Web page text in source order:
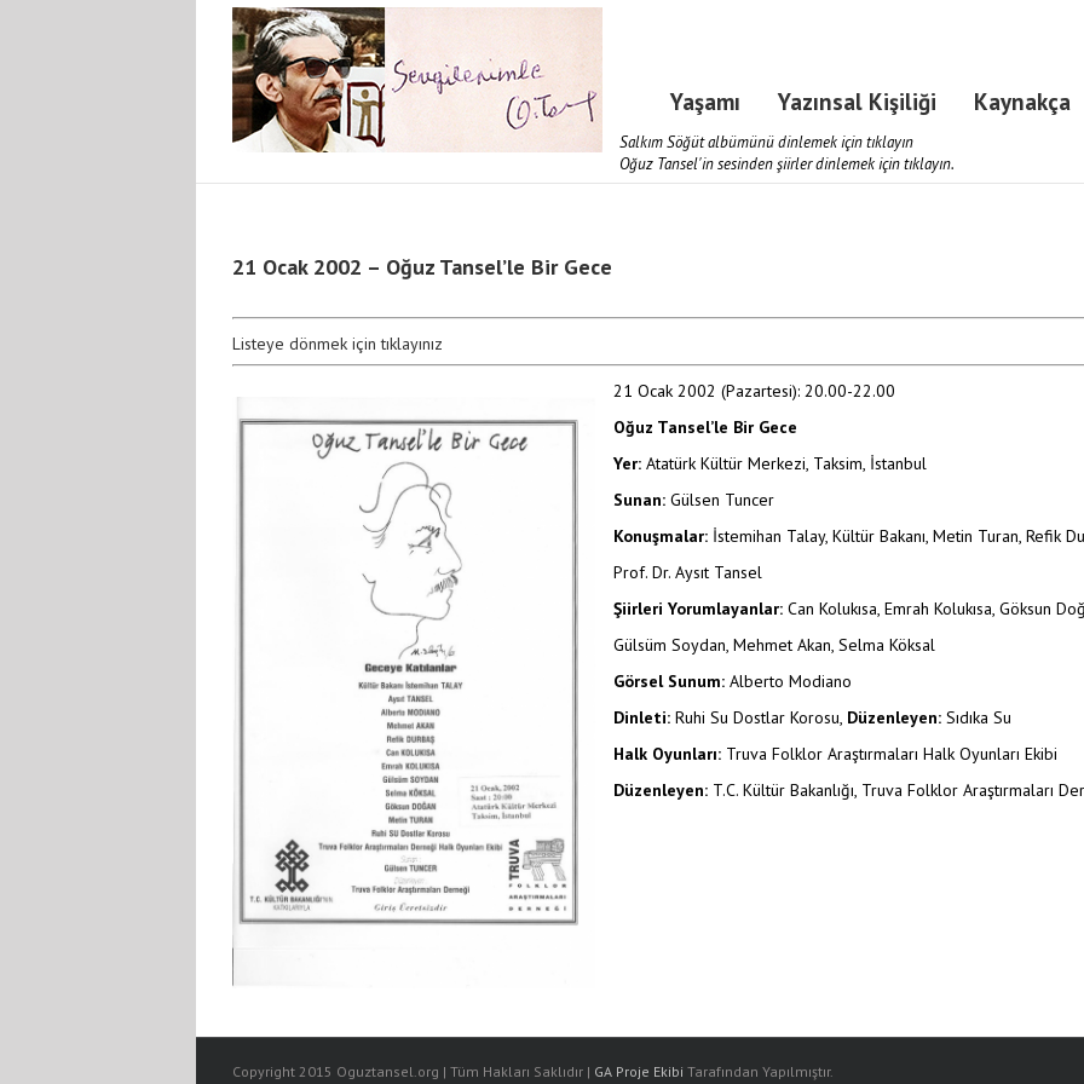
Salkım Söğüt albümünü dinlemek için tıklayın
Oğuz Tansel'in sesinden şiirler dinlemek için tıklayın.
Yaşamı Yazınsal Kişiliği Kaynakça
21 Ocak 2002 – Oğuz Tansel’le Bir Gece
Listeye dönmek için tıklayınız
21 Ocak 2002 (Pazartesi): 20.00-22.00
Oğuz Tansel’le Bir Gece
Yer: Atatürk Kültür Merkezi, Taksim, İstanbul
Sunan: Gülsen Tuncer
Konuşmalar: İstemihan Talay, Kültür Bakanı, Metin Turan, Refik
Prof. Dr. Aysıt Tansel
Şiirleri Yorumlayanlar: Can Kolukısa, Emrah Kolukısa, Göksun
Gülsüm Soydan, Mehmet Akan, Selma Köksal
Görsel Sunum: Alberto Modiano
Dinleti: Ruhi Su Dostlar Korosu, Düzenleyen: Sıdıka Su
Halk Oyunları: Truva Folklor Araştırmaları Halk Oyunları Ekibi
Düzenleyen: T.C. Kültür Bakanlığı, Truva Folklor Araştırmaları
Copyright 2015 Oguztansel.org | Tüm Hakları Saklıdır | GA Proje Ekibi Tarafından Yapılmıştır.